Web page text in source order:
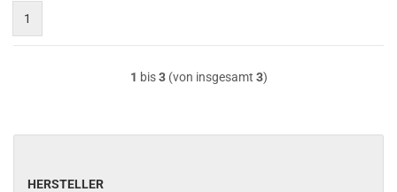
1
1 bis3(von insgesamt 3)
HERSTELLER
HERSTELLER